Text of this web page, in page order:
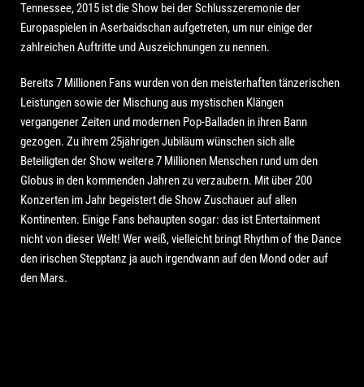
Tennessee, 2015 ist die Show bei der Schlusszeremonie der
Europaspielen in Aserbaidschan aufgetreten, um nur einige der
zahlreichen Auftritte und Auszeichnungen zu nennen.
Bereits 7 Millionen Fans wurden von den meisterhaften tänzerischen
Leistungen sowie der Mischung aus mystischen Klängen
vergangener Zeiten und modernen Pop-Balladen in ihren Bann
gezogen. Zu ihrem 25jährigen Jubiläum wünschen sich alle
Beteiligten der Show weitere 7 Millionen Menschen rund um den
Globus in den kommenden Jahren zu verzaubern. Mit über 200
Konzerten im Jahr begeistert die Show Zuschauer auf allen
Kontinenten. Einige Fans behaupten sogar: das ist Entertainment
nicht von dieser Welt! Wer weiß, vielleicht bringt Rhythm of the Dance
den irischen Stepptanz ja auch irgendwann auf den Mond oder auf
den Mars.